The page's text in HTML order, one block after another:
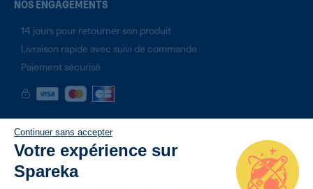
Continuer sans accepter
Votre expérience sur
Spareka
NOS ENGAGEMENTS
14 jours pour retourner son produit
Livraison rapide avec suivi de commande
Paiement sécurisé